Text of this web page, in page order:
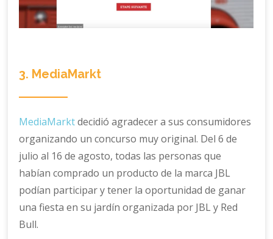
3. MediaMarkt
MediaMarktdecidió agradecer a sus consumidores
organizando un concurso muy original. Del 6 de
julio al 16 de agosto, todas las personas que
habían comprado un producto de la marca JBL
podían participar y tener la oportunidad de ganar
una fiesta en su jardín organizada por JBL y Red
Bull.